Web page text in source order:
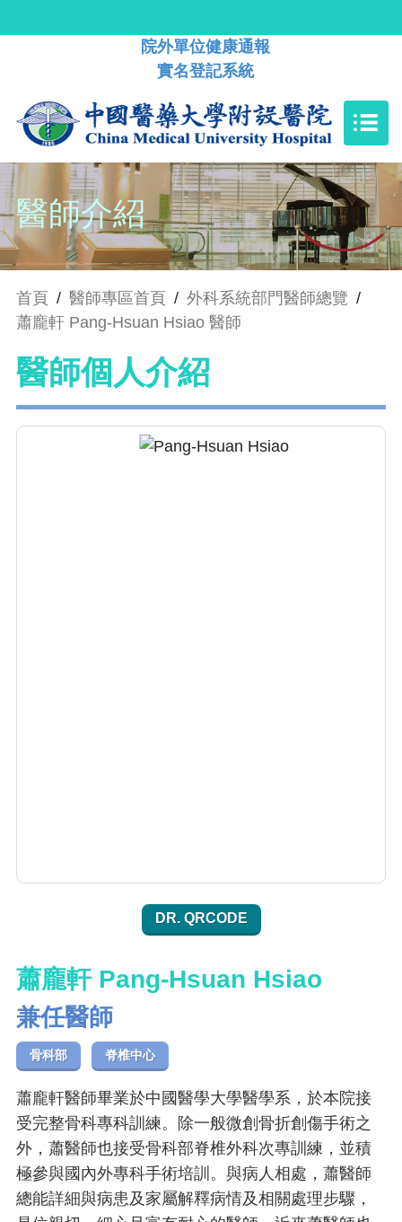
院外單位健康通報
實名登記系統
醫師介紹
首頁 / 醫師專區首頁 / 外科系統部門醫師總覽 /
蕭龐軒 Pang-Hsuan Hsiao 醫師
醫師個人介紹
DR. QRCODE
蕭龐軒 Pang-Hsuan Hsiao
兼任醫師
骨科部 脊椎中心
蕭龐軒醫師畢業於中國醫學大學醫學系，於本院接
受完整骨科專科訓練。除一般微創骨折創傷手術之
外，蕭醫師也接受骨科部脊椎外科次專訓練，並積
極參與國內外專科手術培訓。與病人相處，蕭醫師
總能詳細與病患及家屬解釋病情及相關處理步驟，